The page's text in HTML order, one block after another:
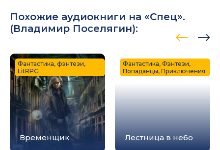
Похожие аудиокниги на «Спец».
(Владимир Поселягин):
Временщик
Фантастика, фэнтези,
LitRPG
Лестница в небо
Фантастика, Фэнтези,
Попаданцы, Приключения